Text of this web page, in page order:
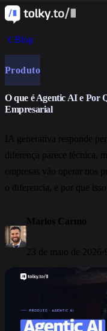
Blog
Produto
O que é Agentic AI e Por
Empresarial
IA generativa responde
diferença parece técnica,
empresas vão operar nos
o diferencia, e por que
Marlos Carmo
23 de maio de 2026·